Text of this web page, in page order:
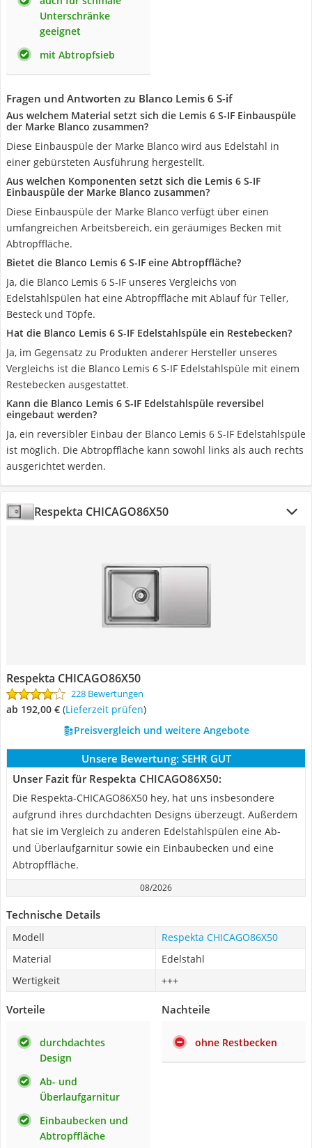
Unterschränke
geeignet
mit Abtropfsieb
Fragen und Antworten zu Blanco Lemis 6 S-if
Aus welchem Material setzt sich die Lemis 6 S-IF Einbauspüle
der Marke Blanco zusammen?
Diese Einbauspüle der Marke Blanco wird aus Edelstahl in
einer gebürsteten Ausführung hergestellt.
Aus welchen Komponenten setzt sich die Lemis 6 S-IF
Einbauspüle der Marke Blanco zusammen?
Diese Einbauspüle der Marke Blanco verfügt über einen
umfangreichen Arbeitsbereich, ein geräumiges Becken mit
Abtropffläche.
Bietet die Blanco Lemis 6 S-IF eine Abtropffläche?
Ja, die Blanco Lemis 6 S-IF unseres Vergleichs von
Edelstahlspülen hat eine Abtropffläche mit Ablauf für Teller,
Besteck und Töpfe.
Hat die Blanco Lemis 6 S-IF Edelstahlspüle ein Restebecken?
Ja, im Gegensatz zu Produkten anderer Hersteller unseres
Vergleichs ist die Blanco Lemis 6 S-IF Edelstahlspüle mit einem
Restebecken ausgestattet.
Kann die Blanco Lemis 6 S-IF Edelstahlspüle reversibel
eingebaut werden?
Ja, ein reversibler Einbau der Blanco Lemis 6 S-IF Edelstahlspüle
ist möglich. Die Abtropffläche kann sowohl links als auch rechts
ausgerichtet werden.
Respekta CHICAGO86X50
Respekta CHICAGO86X50
228 Bewertungen
ab 192,00 € (Lieferzeit prüfen)
Preisvergleich und weitere Angebote
Unsere Bewertung: SEHR GUT
Unser Fazit für Respekta CHICAGO86X50:
Die Respekta-CHICAGO86X50 hey, hat uns insbesondere
aufgrund ihres durchdachten Designs überzeugt. Außerdem
hat sie im Vergleich zu anderen Edelstahlspülen eine Ab-
und Überlaufgarnitur sowie ein Einbaubecken und eine
Abtropffläche.
08/2026
Technische Details
Modell
Respekta CHICAGO86X50
Material
Edelstahl
Wertigkeit
+++
Vorteile
durchdachtes
Design
Ab- und
Überlaufgarnitur
Einbaubecken und
Abtropffläche
Nachteile
ohne Restbecken